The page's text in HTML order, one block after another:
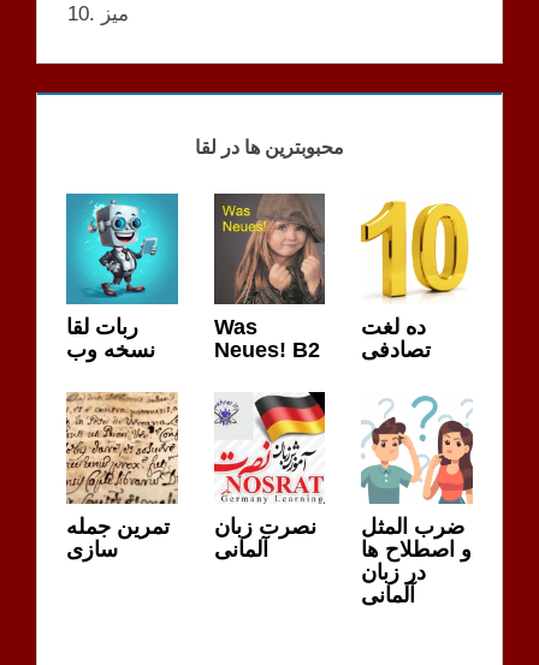
10. میز
محبوبترین ها در لقا
ربات لقا
نسخه وب
Was
Neues! B2
ده لغت
تصادفی
تمرین جمله
سازی
نصرت زبان
آلمانی
ضرب المثل
و اصطلاح ها
در زبان
آلمانی